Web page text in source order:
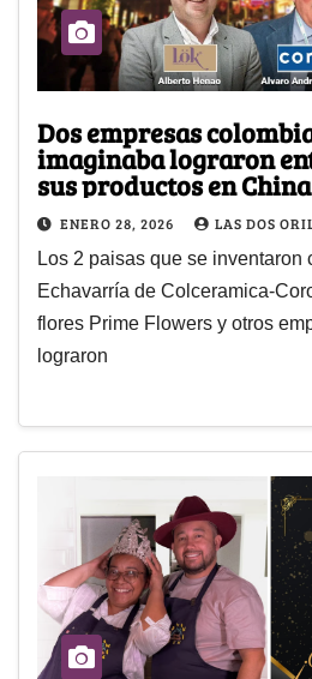
Dos empresas
imaginaba lograron
sus productos en China
ENERO 28, 2026 LAS DOS
Los 2 paisas que se inventaron
Echavarría de Colceramica-
flores Prime Flowers y otros
lograron